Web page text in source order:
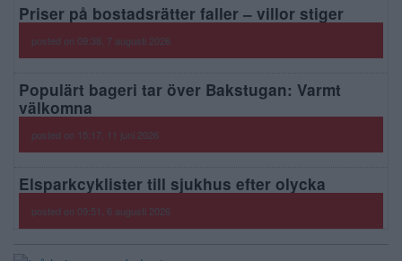
Priser på bostadsrätter faller – villor stiger
posted on 09:38, 7 augusti 2026
Populärt bageri tar över Bakstugan: Varmt
välkomna
posted on 15:17, 11 juni 2026
Elsparkcyklister till sjukhus efter olycka
posted on 09:51, 6 augusti 2026